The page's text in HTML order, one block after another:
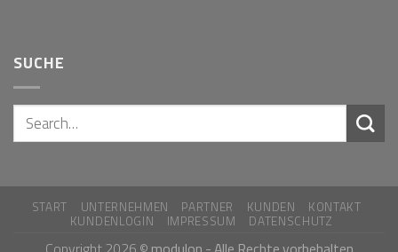
SUCHE
START UNTERNEHMEN PARTNER KUNDEN
KONTAKT
KUNDENLOGIN
IMPRESSUM DATENSCHUTZ